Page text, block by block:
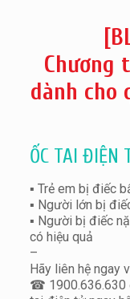
Chương
dành cho
ỐC TAI ĐIỆN
▪️ Trẻ em bị điếc
▪️ Người lớn bị
▪️ Người bị điếc
có hiệu quả
–
Hãy liên hệ ngay
☎